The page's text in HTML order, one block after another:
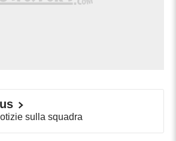
sulla squadra